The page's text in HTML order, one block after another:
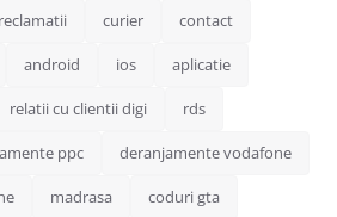
reclamatii curier contact
android ios aplicatie
relatii cu clientii digi rds
ppc deranjamente vodafone
madrasa coduri gta